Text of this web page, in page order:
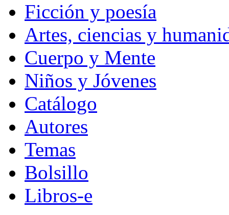
Ficción y poesía
Artes, ciencias y
Cuerpo y Mente
Niños y Jóvenes
Catálogo
Autores
Temas
Bolsillo
Libros-e